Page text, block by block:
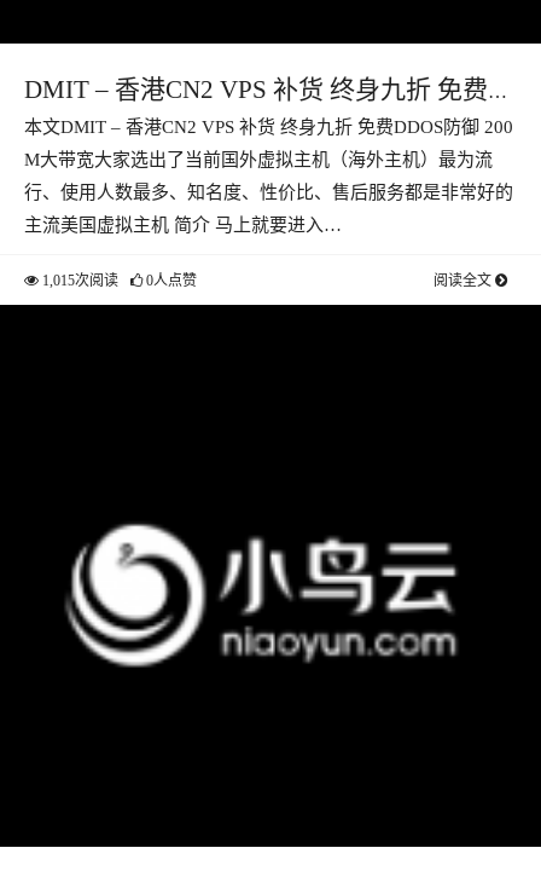
DMIT – 香港CN2 VPS 补货 终身九折 免费
DDOS防御 200M大带宽
本文DMIT – 香港CN2 VPS 补货 终身九折 免费DDOS防御 200
M大带宽大家选出了当前国外虚拟主机（海外主机）最为流
行、使用人数最多、知名度、性价比、售后服务都是非常好的
主流美国虚拟主机 简介 马上就要进入…
1,015次阅读 0人点赞 阅读全文